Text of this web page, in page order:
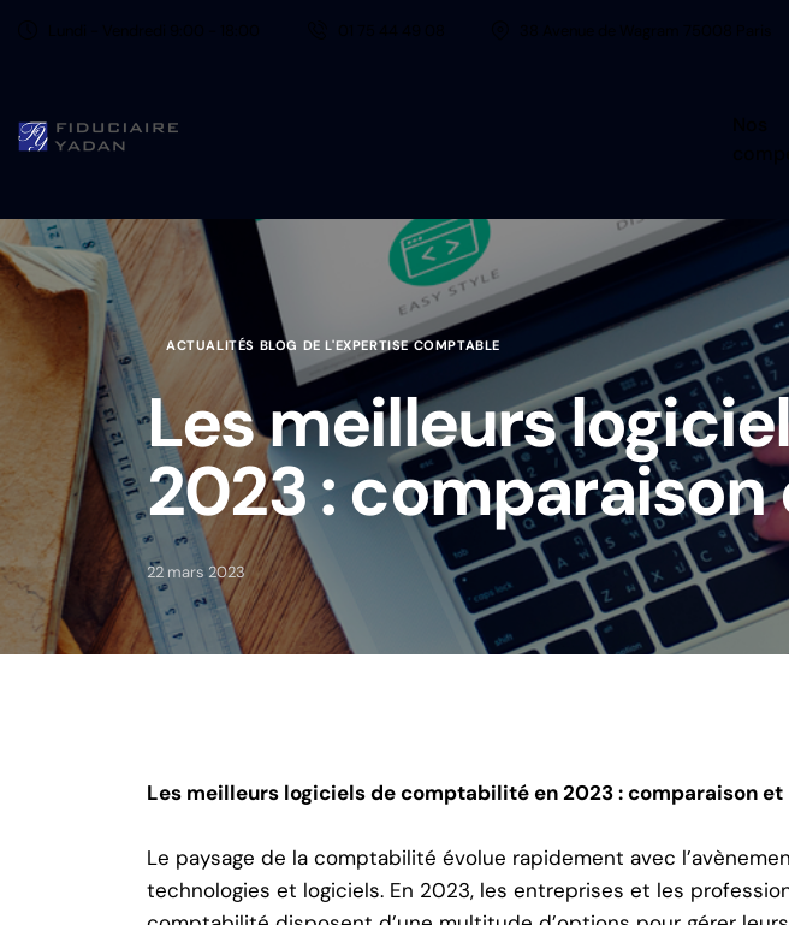
ACTUALITÉS BLOG DE L'EXPERTISE COMPTABLE
Les meilleurs
2023 : comparaison
22 mars 2023
Les meilleurs logiciels de comptabilité en 2023 : comparaison et
Le paysage de la comptabilité évolue rapidement avec
technologies et logiciels. En 2023, les entreprises et les